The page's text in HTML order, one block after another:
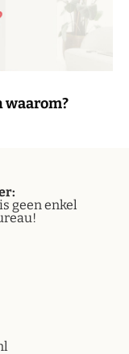
waarom?
geen enkel